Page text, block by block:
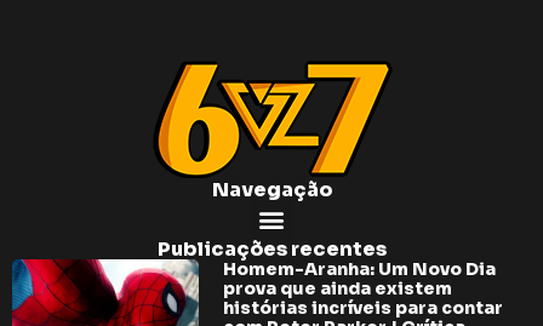
Navegação
Publicações recentes
Homem-Aranha: Um Novo Dia
prova que ainda existem
histórias incríveis para contar